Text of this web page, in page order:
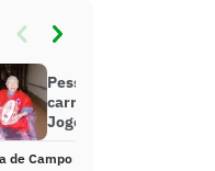
Pessoa viva mais velha
carregará tocha
Jogos de Tóquio
de Campo